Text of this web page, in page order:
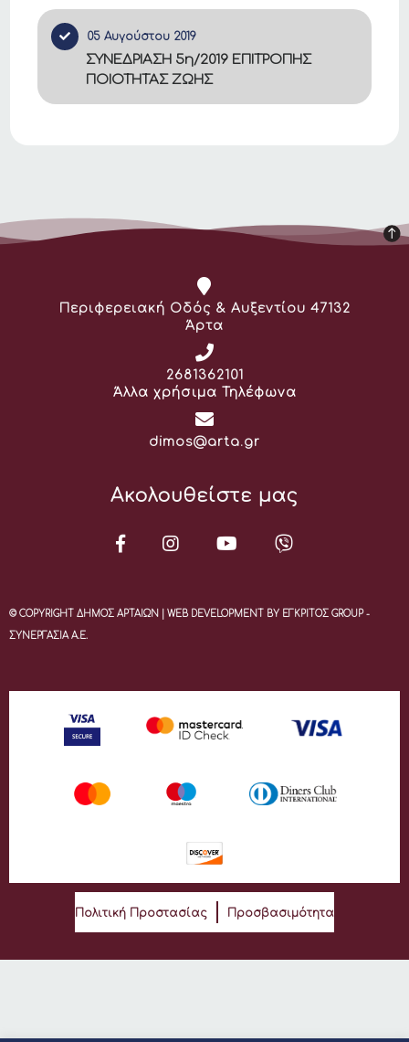
05 Αυγούστου 2019
ΣΥΝΕΔΡΙΑΣΗ 5η/2019 ΕΠΙΤΡΟΠΗΣ
ΠΟΙΟΤΗΤΑΣ ΖΩΗΣ
Διεύθυνση:
Περιφερειακή Οδός & Αυξεντίου 47132
Άρτα
Τηλέφωνο:
2681362101
Άλλα χρήσιμα Τηλέφωνα
Email:
dimos@arta.gr
Ακολουθείστε μας
© COPYRIGHT ΔΗΜΟΣ ΑΡΤΑΙΩΝ | WEB DEVELOPMENT BY ΕΓΚΡΙΤΟΣ GROUP -
ΣΥΝΕΡΓΑΣΙΑ Α.Ε.
Πολιτική Προστασίας Προσβασιμότητα